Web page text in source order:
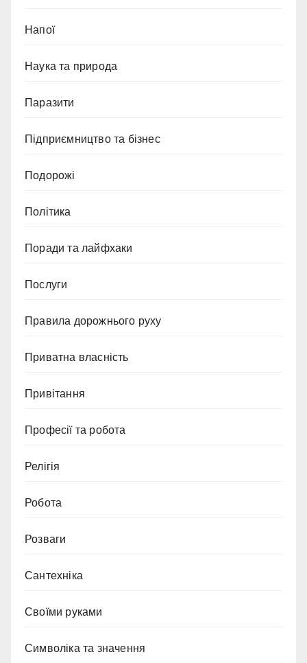
Напої
Наука та природа
Паразити
Підприємництво та бізнес
Подорожі
Політика
Поради та лайфхаки
Послуги
Правила дорожнього руху
Приватна власність
Привітання
Професії та робота
Релігія
Робота
Розваги
Сантехніка
Своїми руками
Символіка та значення